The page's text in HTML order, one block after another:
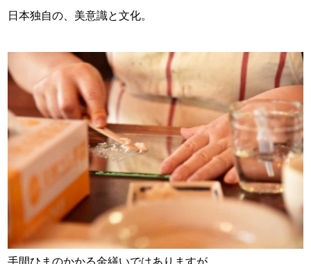
日本独自の、美意識と文化。
手間ひまのかかる金繕いではありますが、